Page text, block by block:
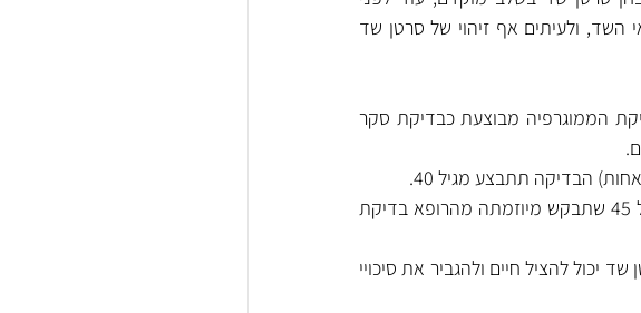
הבדיקה תתבצע מגיל 40.